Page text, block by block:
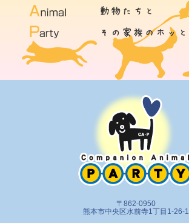
〒862-0950
熊本市中央区水前寺1丁目1-26-1